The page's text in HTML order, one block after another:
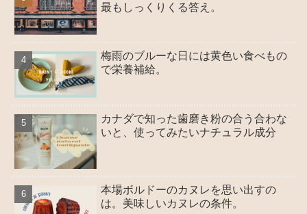
最もしっくりくる答え。
梅雨のブルーな日には黄色い食べもの
で栄養補給。
カナダで知った歯磨き粉の合う合わな
いと、使ってみたいナチュラル成分
本場ボルドーのカヌレを思い出すの
は。美味しいカヌレの条件。